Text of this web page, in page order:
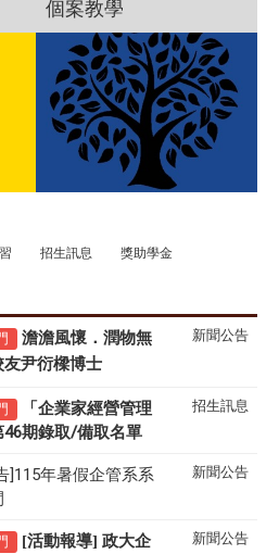
個案教學
招生訊息 獎助學金
澹澹風懷．潤物無
友尹衍樑博士
新聞公告
「企業家經營管理
期錄取/備取名單
招生訊息
]115年暑假企管系系
新聞公告
[活動報導] 政大企
新聞公告